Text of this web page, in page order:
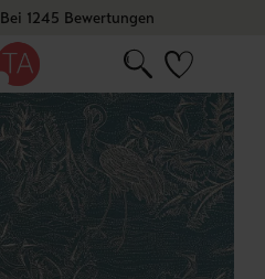
Bei 1245 Bewertungen